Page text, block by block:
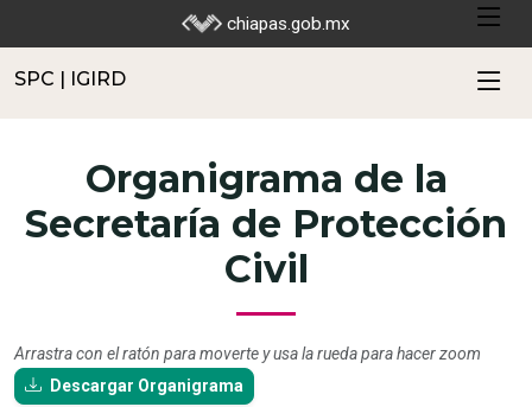
chiapas.gob.mx
SPC | IGIRD
Organigrama de la
Secretaría de Protección
Civil
Arrastra con el ratón para moverte y usa la rueda para hacer zoom
Descargar Organigrama